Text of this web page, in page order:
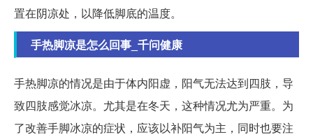
置在阴凉处，以降低脚底的温度。
手热脚凉是怎么回事_千问健康
手热脚凉的情况是由于体内阳虚，阳气无法达到四肢，导
致四肢感觉冰凉。尤其是在冬天，这种情况尤为严重。为
了改善手脚冰凉的症状，应该以补阳气为主，同时也要注